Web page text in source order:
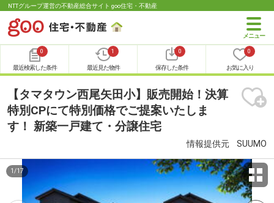
NTTグループ運営の不動産総合サイト goo住宅・不動産
0
最近検索した条件
1
最近見た物件
0
保存した条件
0
お気に入り
【タマタウン西尾矢田小】販売開始！決算
特別CPにて特別価格でご提案いたしま
す！ 新築一戸建て・分譲住宅
情報提供元 SUUMO
1 /17